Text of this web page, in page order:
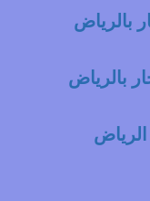
بالرياض
بالرياض